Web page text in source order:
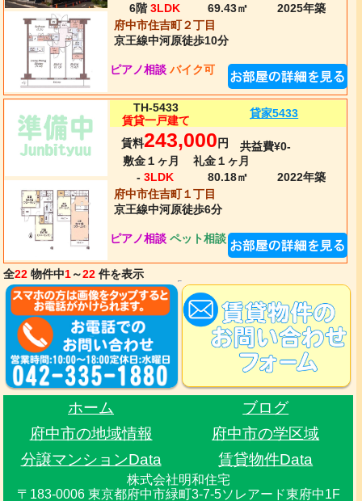
6階 3LDK 69.43㎡ 2025年築
府中市住吉町２丁目
京王線中河原徒歩10分
ピアノ相談 バイク可
TH-5433
賃貸一戸建て
貸家5433
賃料243,000 円
共益費¥0-
敷金１ヶ月
礼金１ヶ月
- 3LDK 80.18㎡ 2022年築
府中市住吉町１丁目
京王線中河原徒歩6分
ピアノ相談 ペット相談
全22 物件中1～22 件を表示
ホーム
ブログ
府中市の地域情報
府中市の学区域
分譲マンションData
賃貸物件Data
株式会社明和住宅
〒183-0006 東京都府中市緑町3-7-5ソレアード東府中1F